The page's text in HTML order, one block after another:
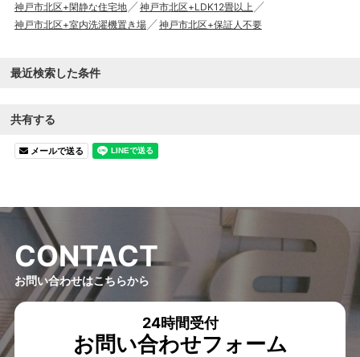
神戸市北区+閑静な住宅地
神戸市北区+LDK12畳以上
神戸市北区+室内洗濯機置き場
神戸市北区+保証人不要
最近検索した条件
共有する
メールで送る
CONTACT
お問い合わせはこちらから
24時間受付
お問い合わせフォーム